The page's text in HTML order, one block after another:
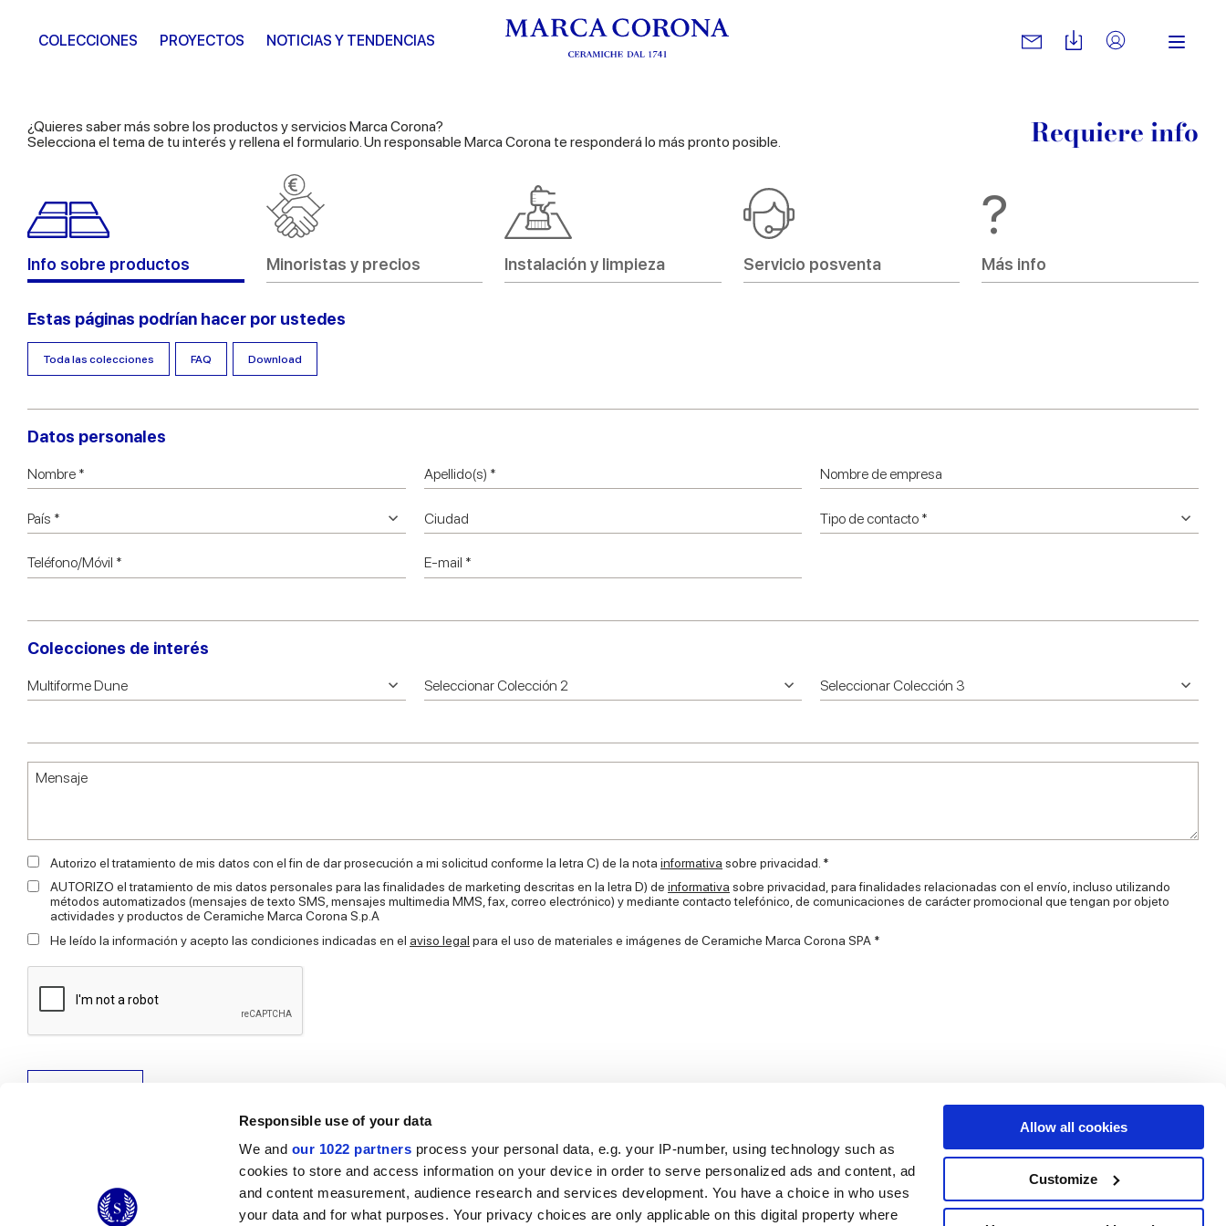
Responsible use of your data
We and our 1022 partners process your personal data, e.g. your IP-number, using technology such as
cookies to store and access information on your device in order to serve personalized ads and content, ad
and content measurement, audience research and services development. You have a choice in who uses
your data and for what purposes. Your privacy choices are only applicable on this digital property where
Allow all cookies
Customize
COLECCIONES PROYECTOS NOTICIAS Y TENDENCIAS
Requiere info
¿Quieres saber más sobre los productos y servicios Marca Corona?
Selecciona el tema de tu interés y rellena el formulario. Un responsable Marca Corona te responderá lo más pronto posible.
Info sobre productos Minoristas y precios Instalación y limpieza Servicio posventa
?
Más info
Estas páginas podrían hacer por ustedes
Toda las colecciones FAQ Download
Datos personales
Colecciones de interés
Autorizo el tratamiento de mis datos con el fin de dar prosecución a mi solicitud conforme la letra C) de la nota informativa sobre privacidad. *
AUTORIZO el tratamiento de mis datos personales para las finalidades de marketing descritas en la letra D) de informativa sobre privacidad, para finalidades relacionadas con el envío, incluso utilizando
métodos automatizados (mensajes de texto SMS, mensajes multimedia MMS, fax, correo electrónico) y mediante contacto telefónico, de comunicaciones de carácter promocional que tengan por objeto
actividades y productos de Ceramiche Marca Corona S.p.A
He leído la información y acepto las condiciones indicadas en el aviso legal para el uso de materiales e imágenes de Ceramiche Marca Corona SPA *
© 2026 CERAMICHE MARCA CORONA S.P.A.
Ceramiche Marca Corona
S.p.a. - P.IVA: IT00628160368
Enlaces útiles Área jurídica Servicios Síguenos en